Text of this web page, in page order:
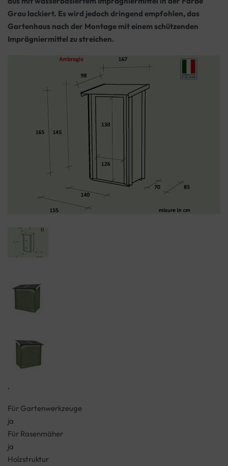
Grau lackiert. Es wird jedoch dringend empfohlen, das
Gartenhaus nach der Montage mit einem schützenden
Imprägniermittel zu streichen.
,
Für Gartenwerkzeuge
ja
Für Rasenmäher
ja
Holzstruktur